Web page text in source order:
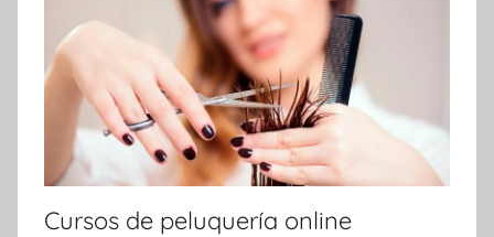
Cursos de peluquería online